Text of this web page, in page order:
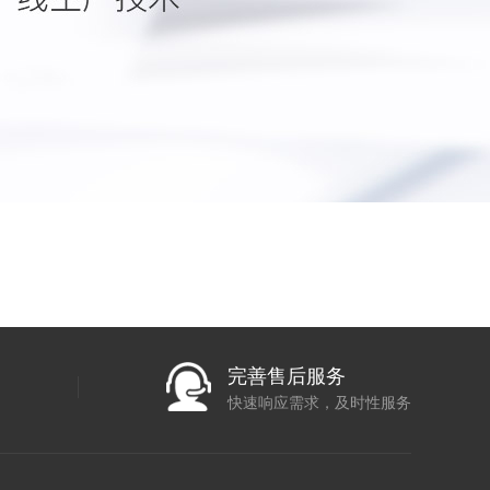
完善售后服务
快速响应需求，及时性服务